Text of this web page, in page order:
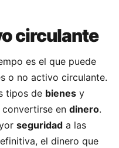
circulante
es el que puede
o no activo circulante.
tipos de bienes y
en dinero.
seguridad a las
el dinero que